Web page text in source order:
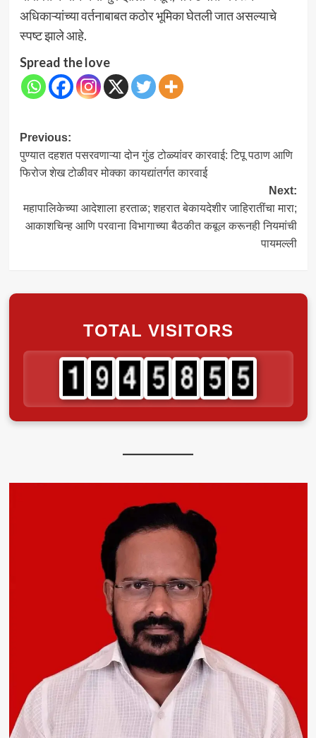
अधिकाऱ्यांच्या वर्तनाबाबत कठोर भूमिका घेतली जात असल्याचे
स्पष्ट झाले आहे.
Spread the love
Post
navigation
Previous:
पुण्यात दहशत पसरवणाऱ्या दोन गुंड टोळ्यांवर कारवाई: टिपू पठाण आणि
फिरोज शेख टोळीवर मोक्का कायद्यांतर्गत कारवाई
Next:
महापालिकेच्या आदेशाला हरताळ; शहरात बेकायदेशीर जाहिरातींचा मारा;
आकाशचिन्ह आणि परवाना विभागाच्या बैठकीत कबूल करूनही नियमांची
पायमल्ली
TOTAL VISITORS